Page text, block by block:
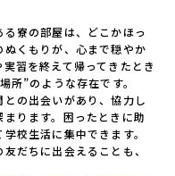
寮の部屋は、どこかほっ
くもりが、心まで穏やか
習を終えて帰ってきたとき
所”のような存在です。
の出会いがあり、協力し
ります。困ったときに助
校生活に集中できます。
だちに出会えることも、